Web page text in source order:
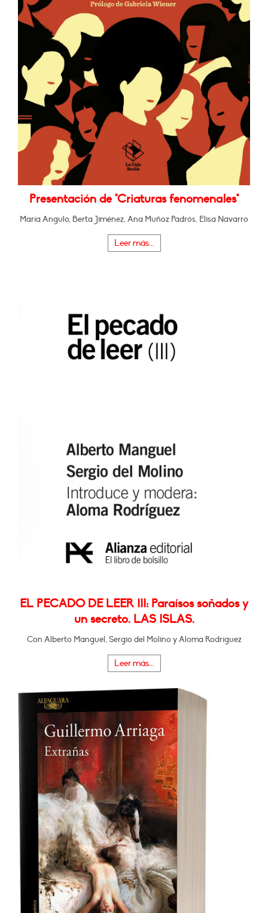
Presentación de "Criaturas fenomenales"
María Angulo, Berta Jiménez, Ana Muñoz Padrós, Elisa Navarro
Leer más...
EL PECADO DE LEER III: Paraísos soñados y
un secreto. LAS ISLAS.
Con Alberto Manguel, Sergio del Molino y Aloma Rodríguez
Leer más...